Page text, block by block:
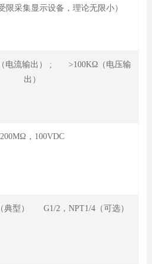
限采集显示设备，理论无限小）
电流输出） ; >100KΩ（电压输
出）
200MΩ，100VDC
典型） G1/2，NPT1/4（可选）